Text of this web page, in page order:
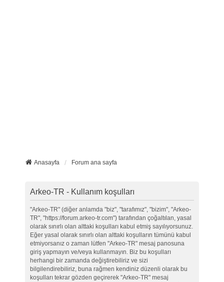
Anasayfa Forum ana sayfa
Arkeo-TR - Kullanım koşulları
"Arkeo-TR" (diğer anlamda "biz", "tarafımız", "bizim", "Arkeo-
TR", "https://forum.arkeo-tr.com") tarafından çoğaltılan, yasal
olarak sınırlı olan alttaki koşulları kabul etmiş sayılıyorsunuz.
Eğer yasal olarak sınırlı olan alttaki koşulların tümünü kabul
etmiyorsanız o zaman lütfen "Arkeo-TR" mesaj panosuna
giriş yapmayın ve/veya kullanmayın. Biz bu koşulları
herhangi bir zamanda değiştirebiliriz ve sizi
bilgilendirebiliriz, buna rağmen kendiniz düzenli olarak bu
koşulları tekrar gözden geçirerek "Arkeo-TR" mesaj